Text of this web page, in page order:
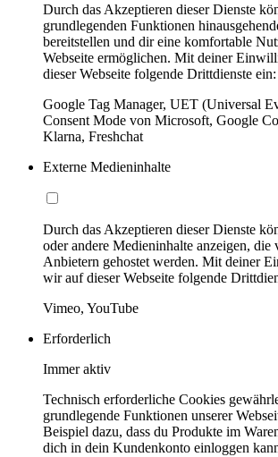
Durch das Akzeptieren dieser Dienste
grundlegenden Funktionen
bereitstellen und dir eine komfortable
Webseite ermöglichen. Mit deiner
dieser Webseite folgende Drittdienste ein:
Google Tag Manager, UET (Universal
Consent Mode von Microsoft, Google
Klarna, Freshchat
Externe Medieninhalte
Durch das Akzeptieren dieser Dienste
oder andere Medieninhalte anzeigen, die
Anbietern gehostet werden. Mit deiner
wir auf dieser Webseite folgende
Vimeo, YouTube
Erforderlich
Immer aktiv
Technisch erforderliche Cookies
grundlegende Funktionen unserer
Beispiel dazu, dass du Produkte im
dich in dein Kundenkonto einloggen